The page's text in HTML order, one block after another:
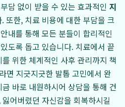
담 없이 받을 수 있는 효과적인 지
또한, 치료 비용에 대한 부담을 크
내를 통해 모든 분들이 합리적인
도록 돕고 있습니다. 치료에서 끝
위한 체계적인 사후 관리까지 책
면 지긋지긋한 발톱 고민에서 완
바로 내원하시어 상담을 통해 건
어버렸던 자신감을 회복하시길